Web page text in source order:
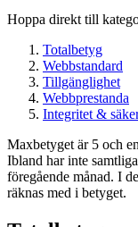
Hoppa direkt till
Totalbetyg
Webbstandard
Tillgänglighet
Webbprestanda
Integritet &
Maxbetyget är 5 och
Ibland har inte
föregående månad. I
räknas med i betyget.